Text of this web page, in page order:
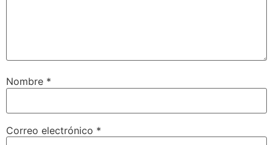
Nombre *
Correo electrónico *